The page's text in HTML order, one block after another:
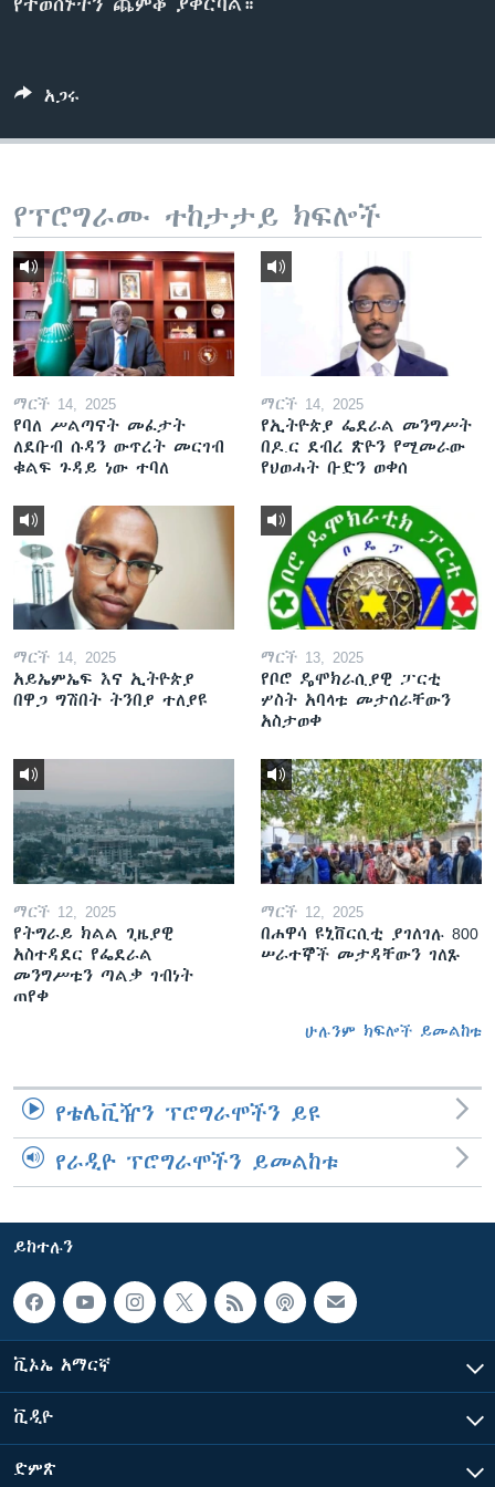
የተወሰኑትን ጨምቆ ያቀርባል።
አጋሩ
የፕሮግራሙ ተከታታይ ክፍሎች
ማርች 14, 2025
የባለ ሥልጣናት መፈታት
ለደቡብ ሱዳን ውጥረት መርገብ
ቁልፍ ጉዳይ ነው ተባለ
ማርች 14, 2025
የኢትዮጵያ ፌደራል መንግሥት
በዶ.ር ደብረ ጽዮን የሚመራው
የህወሓት ቡድን ወቀሰ
ማርች 14, 2025
አይኤምኤፍ እና ኢትዮጵያ
በዋጋ ግሽበት ትንበያ ተለያዩ
ማርች 13, 2025
የቦሮ ዴሞክራሲያዊ ፓርቲ
ሦስት አባላቱ መታሰራቸውን
አስታወቀ
ማርች 12, 2025
የትግራይ ክልል ጊዜያዊ
አስተዳደር የፌደራል
መንግሥቱን ጣልቃ ገብነት
ጠየቀ
ማርች 12, 2025
በሐዋሳ ዩኒቨርሲቲ ያገለገሉ 800
ሠራተኞች መታዳቸውን ገለጹ
ሁሉንም ክፍሎች ይመልከቱ
የቴሌቪዥን ፕሮግራሞችን ይዩ
የራዲዮ ፕሮግራሞችን ይመልከቱ
ይከተሉን
ቪኦኤ አማርኛ
ቪዲዮ
ድምጽ